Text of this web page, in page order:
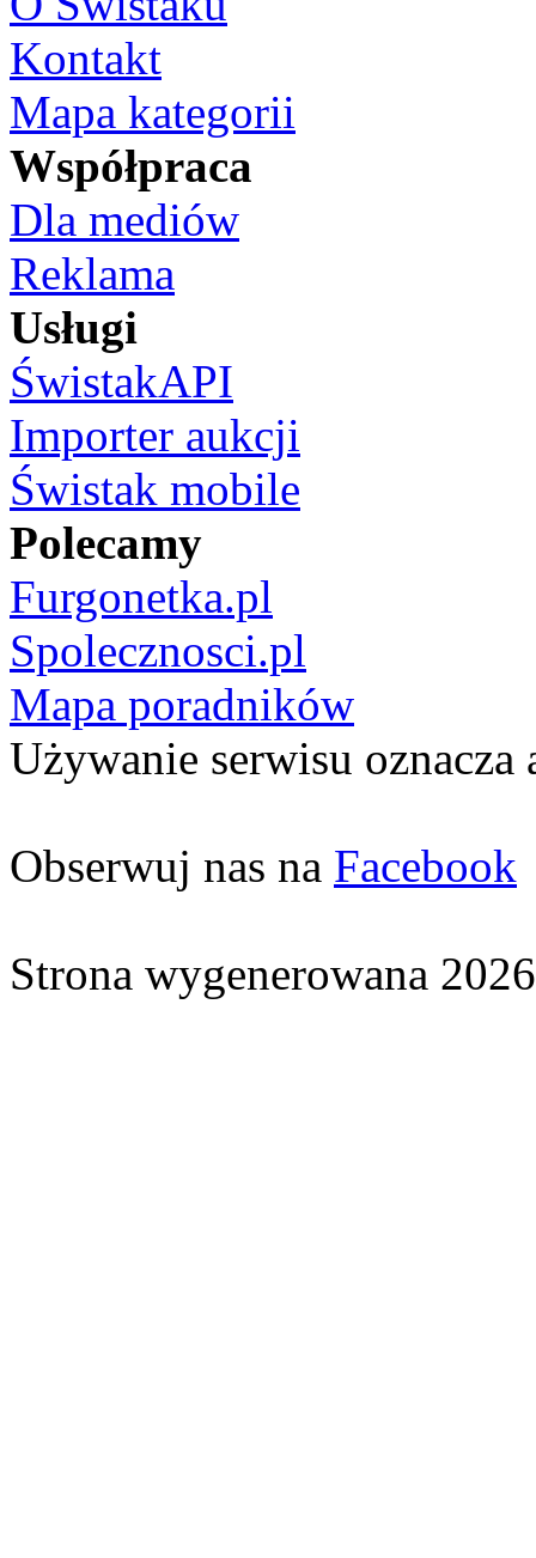
Kontakt
Mapa kategorii
Współpraca
Dla mediów
Reklama
Usługi
ŚwistakAPI
Importer aukcji
Świstak mobile
Polecamy
Furgonetka.pl
Spolecznosci.pl
Mapa poradników
Używanie serwisu oznacza
Obserwuj nas na Facebook
Strona wygenerowana